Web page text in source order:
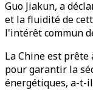
Guo Jiakun, a
et la fluidité de
l'intérêt commun
La Chine est
pour garantir la
énergétiques, a-t-